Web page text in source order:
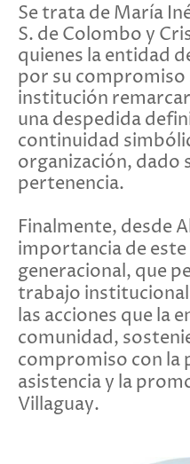
Se trata de María
S. de Colombo y
quienes la entidad
por su compromiso
institución
una despedida
continuidad
organización, dado
pertenencia.
Finalmente, desde
importancia de
generacional, que
trabajo
las acciones que la
comunidad,
compromiso con la
asistencia y la
Villaguay.